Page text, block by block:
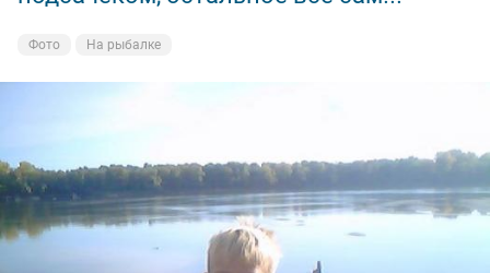
Фото На рыбалке